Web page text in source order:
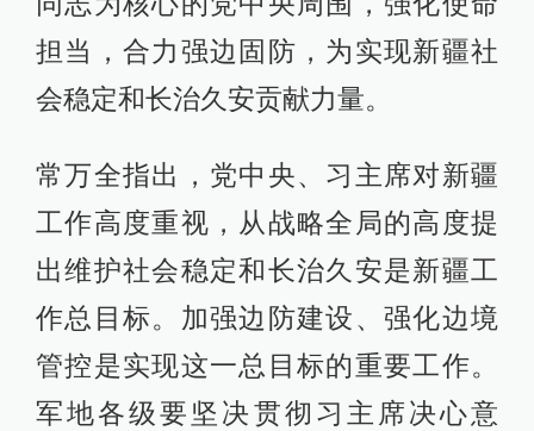
担当，合力强边固防，为实现新疆社
会稳定和长治久安贡献力量。
常万全指出，党中央、习主席对新疆
工作高度重视，从战略全局的高度提
出维护社会稳定和长治久安是新疆工
作总目标。加强边防建设、强化边境
管控是实现这一总目标的重要工作。
军地各级要坚决贯彻习主席决心意